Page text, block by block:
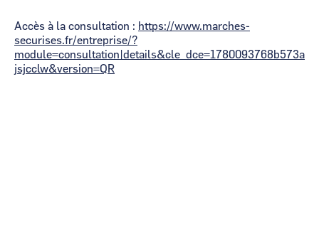
Contenu
Accès à la consultation : https://www.marches-
securises.fr/entreprise/?
module=consultation|details&cle_dce=1780093768b573a
jsjcclw&version=QR